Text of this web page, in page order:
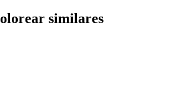
similares